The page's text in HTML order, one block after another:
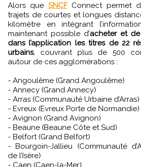
Alors que SNCFConnect permet
trajets de courtes et longues
kilomètre en intégrant
maintenant possible d’acheter et
dans l’application les titres de 22
urbains, couvrant plus de 500
autour de ces agglomérations :
- Angoulême (Grand Angoulême)
- Annecy (Grand Annecy)
- Arras (Communauté Urbaine d’Arras)
- Evreux (Evreux Porte de Normandie)
- Avignon (Grand Avignon)
- Beaune (Beaune Côte et Sud)
- Belfort (Grand Belfort)
- Bourgoin-Jallieu (Communauté
de l’Isère)
- Caen (Caen-la-Mer)